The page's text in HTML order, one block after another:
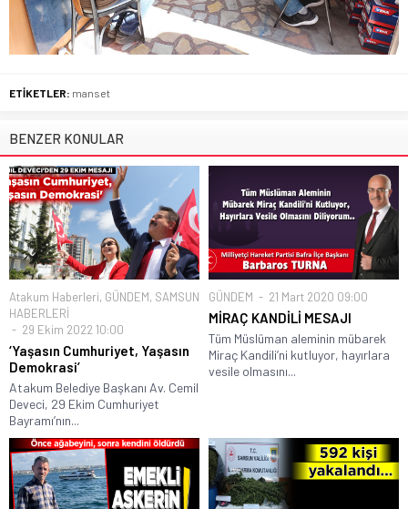
ETİKETLER: manset
BENZER KONULAR
Atakum Haberleri, GÜNDEM, SAMSUN
HABERLERİ
29 Ekim 2022 10:00
‘Yaşasın Cumhuriyet, Yaşasın
Demokrasi’
Atakum Belediye Başkanı Av. Cemil
Deveci, 29 Ekim Cumhuriyet
Bayramı’nın...
GÜNDEM 21 Mart 2020 09:00
MİRAÇ KANDİLİ MESAJI
Tüm Müslüman aleminin mübarek
Miraç Kandili’ni kutluyor, hayırlara
vesile olmasını...